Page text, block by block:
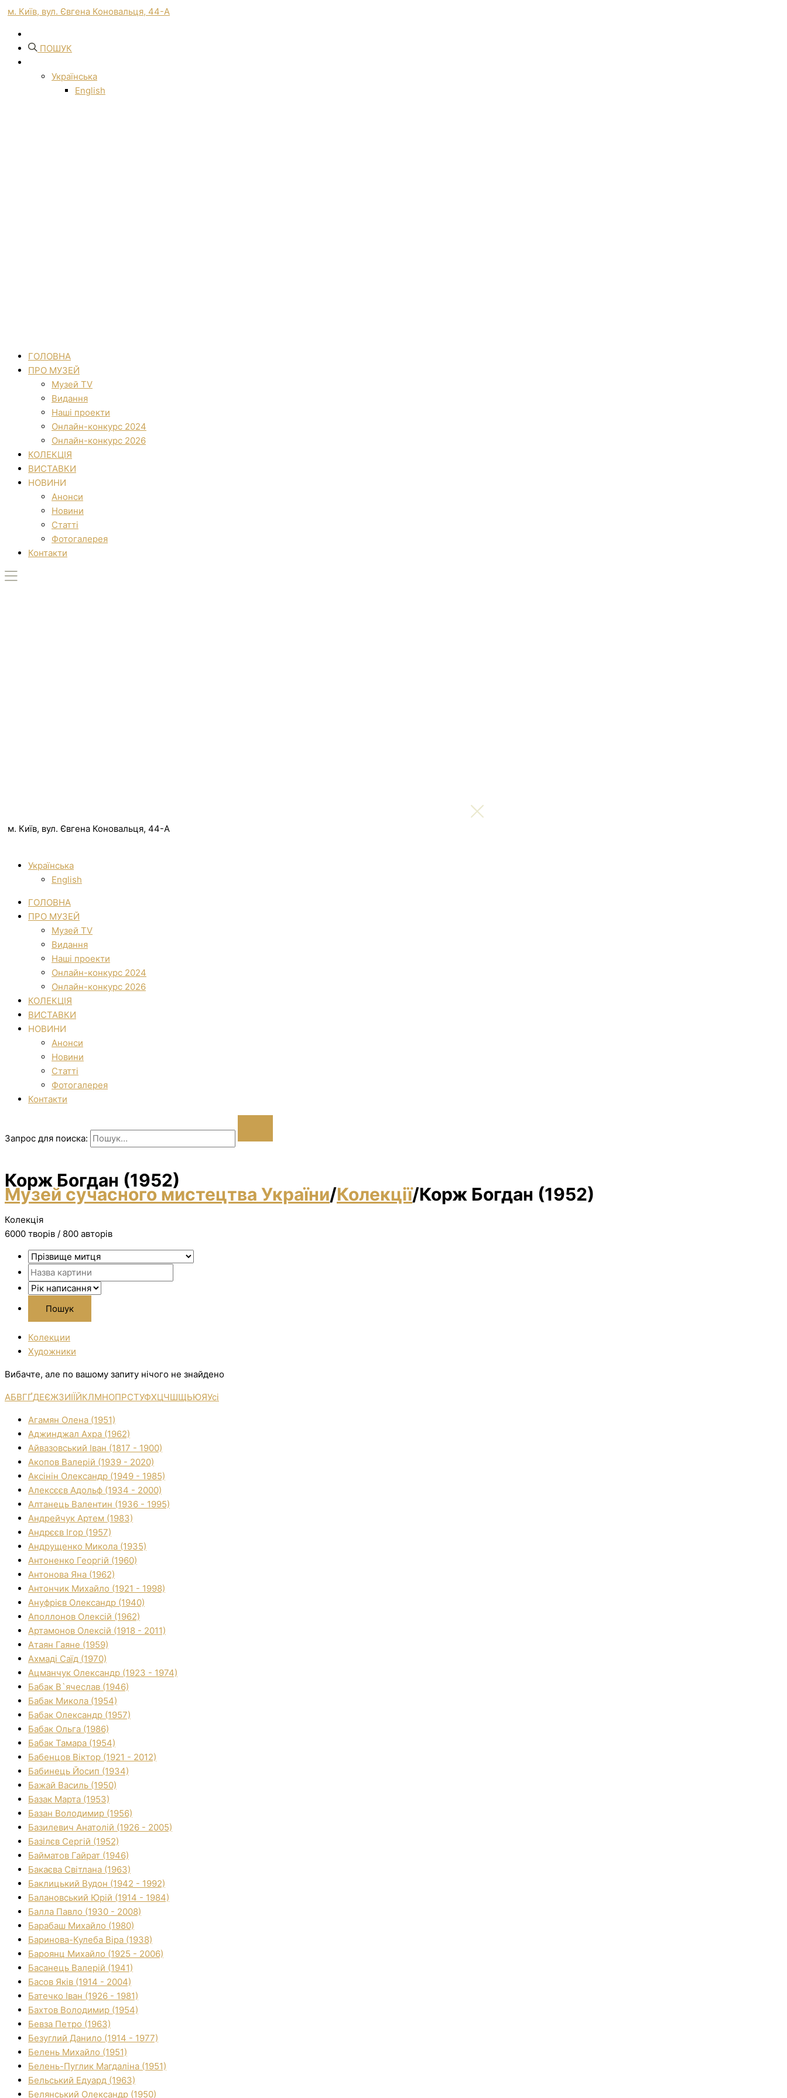
м. Київ, вул. Євгена Коновальця, 44-А
ПОШУК
Українська
English
ГОЛОВНА
ПРО МУЗЕЙ
Музей TV
Видання
Наші проекти
Онлайн-конкурс 2024
Онлайн-конкурс 2026
КОЛЕКЦІЯ
ВИСТАВКИ
НОВИНИ
Анонси
Новини
Статті
Фотогалерея
Контакти
м. Київ, вул. Євгена Коновальця, 44-А
Українська
English
ГОЛОВНА
ПРО МУЗЕЙ
Музей TV
Видання
Наші проекти
Онлайн-конкурс 2024
Онлайн-конкурс 2026
КОЛЕКЦІЯ
ВИСТАВКИ
НОВИНИ
Анонси
Новини
Статті
Фотогалерея
Контакти
Запрос для поиска:
Корж Богдан (1952)
Музей сучасного мистецтва України/Колекції/Корж Богдан (1952)
Колекція
6000 творiв / 800 авторів
Колекции
Художники
Вибачте, але по вашому запиту нічого не знайдено
АБВГҐДЕЄЖЗИІЇЙКЛМНОПРСТУФХЦЧШЩЬЮЯУсі
Агамян Олена (1951)
Аджинджал Ахра (1962)
Айвазовський Іван (1817 - 1900)
Акопов Валерій (1939 - 2020)
Аксінін Олександр (1949 - 1985)
Алексєєв Адольф (1934 - 2000)
Алтанець Валентин (1936 - 1995)
Андрейчук Артем (1983)
Андрєєв Ігор (1957)
Андрущенко Микола (1935)
Антоненко Георгій (1960)
Антонова Яна (1962)
Антончик Михайло (1921 - 1998)
Ануфрієв Олександр (1940)
Аполлонов Олексій (1962)
Артамонов Олексій (1918 - 2011)
Атаян Гаяне (1959)
Ахмаді Саїд (1970)
Ацманчук Олександр (1923 - 1974)
Бабак В`ячеслав (1946)
Бабак Микола (1954)
Бабак Олександр (1957)
Бабак Ольга (1986)
Бабак Тамара (1954)
Бабенцов Віктор (1921 - 2012)
Бабинець Йосип (1934)
Бажай Василь (1950)
Базак Марта (1953)
Базан Володимир (1956)
Базилевич Анатолій (1926 - 2005)
Базілєв Сергій (1952)
Байматов Гайрат (1946)
Бакаєва Світлана (1963)
Баклицький Вудон (1942 - 1992)
Балановський Юрій (1914 - 1984)
Балла Павло (1930 - 2008)
Барабаш Михайло (1980)
Баринова-Кулеба Віра (1938)
Бароянц Михайло (1925 - 2006)
Басанець Валерій (1941)
Басов Яків (1914 - 2004)
Батечко Іван (1926 - 1981)
Бахтов Володимир (1954)
Бевза Петро (1963)
Безуглий Данило (1914 - 1977)
Белень Михайло (1951)
Белень-Пуглик Магдаліна (1951)
Бельський Едуард (1963)
Белянський Олександр (1950)